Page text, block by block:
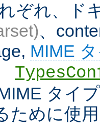
ぞれ、ド
、
MIME
タイ
ために使